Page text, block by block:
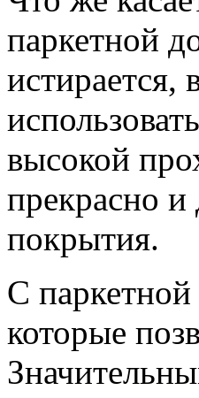
паркетной
высокой
прекрасно и
покрытия.
С
которые